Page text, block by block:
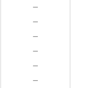
－
－
－
－
－
－